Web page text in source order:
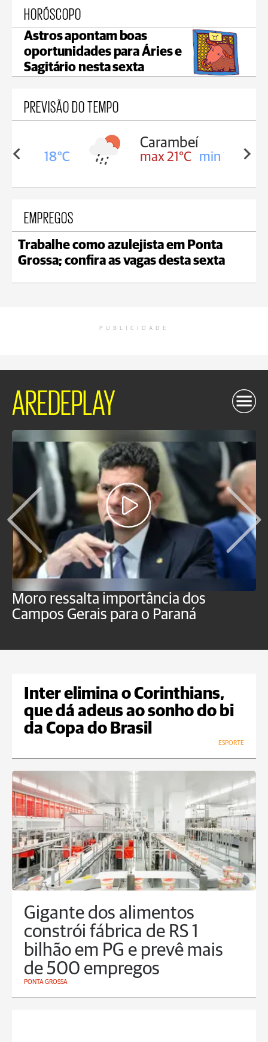
HORÓSCOPO
Astros apontam boas
oportunidades para Áries e
Sagitário nesta sexta
PREVISÃO DO TEMPO
18°C
Carambeí
max 21°C min 18°C
EMPREGOS
Trabalhe como azulejista em Ponta
Grossa; confira as vagas desta sexta
PUBLICIDADE
AREDEPLAY
Moro ressalta importância dos
Campos Gerais para o Paraná
Inter elimina o Corinthians,
que dá adeus ao sonho do bi
da Copa do Brasil
ESPORTE
Gigante dos alimentos
constrói fábrica de RS 1
bilhão em PG e prevê mais
de 500 empregos
PONTA GROSSA